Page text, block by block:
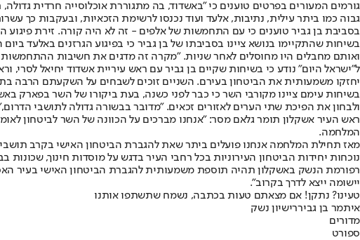
גורמים המעורים בפרטים טוענים כי "באשדוד, בה מתגוררת אוכלוסייה חרדית
גבוה כמו ביתר עילית, נתיבות, אלעד ועוד נכנסו לרשימת הזכאיות, ובעקבות כך
בסביבת בן גביר טוענים כי עם התחמשות של אלפים - זה לא היה קורה. זירת פיגוע
ואותם מחבלים היו מחוסלים לאחר שניות. "מקרה זה מדגים את חשיבות ההתחמשות
ל"ישראל היום" נודע כי בשיחות שקיים בן גביר עם ראש עיריית אשדוד יחיאל
יחזקו משמעותית את הביטחון בעירם. השניים זוכים לשבחים על השקעתם הרבה
בשיחות עימם ציינו מקורבי השר כי כבר לפני כשנה, בעת ביקורו של השר בפארק
ולבחון את הפיכת שתי הערים לאזורים זכאים. "מדובר בבשורה גדולה לתושבי
ראש העיר אשקלון תומר גלאם מסר: ״אנחנו מברכים על הכוונה של השר לביטחון
המלחמה.
מאז תחילת המלחמה אנחנו פועלים ביתר שאת להגברת הביטחון האישי בקרב
נוכחות יחידות הביטחון העירוניות בכל רחבי העיר בדגש על מוסדות חינוך, שכונות
רפורמת הנשק באשקלון תהיה תוספת משמעותית להגברת הביטחון האישי בעיר
יישומה ייצא לדרך בקרוב״.
טעינו? נתקן! אם מצאתם טעות בכתבה, נשמח שתשתפו אותנו
איתמר בן גביררישיון נשק
מדורים
ספורט